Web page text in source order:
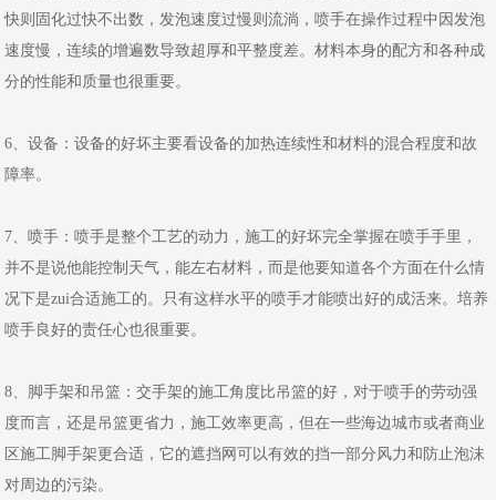
快则固化过快不出数，发泡速度过慢则流淌，喷手在操作过程中因发泡
速度慢，连续的增遍数导致超厚和平整度差。材料本身的配方和各种成
分的性能和质量也很重要。
6、设备：设备的好坏主要看设备的加热连续性和材料的混合程度和故
障率。
7、喷手：喷手是整个工艺的动力，施工的好坏完全掌握在喷手手里，
并不是说他能控制天气，能左右材料，而是他要知道各个方面在什么情
况下是zui合适施工的。只有这样水平的喷手才能喷出好的成活来。培养
喷手良好的责任心也很重要。
8、脚手架和吊篮：交手架的施工角度比吊篮的好，对于喷手的劳动强
度而言，还是吊篮更省力，施工效率更高，但在一些海边城市或者商业
区施工脚手架更合适，它的遮挡网可以有效的挡一部分风力和防止泡沫
对周边的污染。